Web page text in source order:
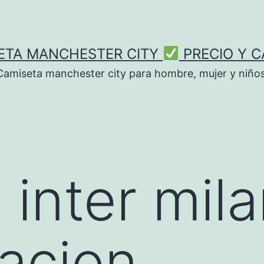
MANCHESTER CITY PRECIO Y
manchester city para hombre, mujer y